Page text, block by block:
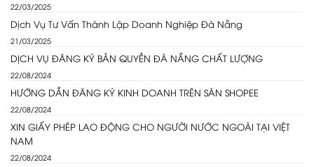
22/03/2025
Dịch Vụ Tư Vấn Thành Lập Doanh Nghiệp Đà Nẵng
21/03/2025
DỊCH VỤ ĐĂNG KÝ BẢN QUYỀN ĐÀ NẴNG CHẤT LƯỢNG
22/08/2024
HƯỚNG DẪN ĐĂNG KÝ KINH DOANH TRÊN SÀN SHOPEE
22/08/2024
XIN GIẤY PHÉP LAO ĐỘNG CHO NGƯỜI NƯỚC NGOÀI TẠI VIỆT
NAM
22/08/2024